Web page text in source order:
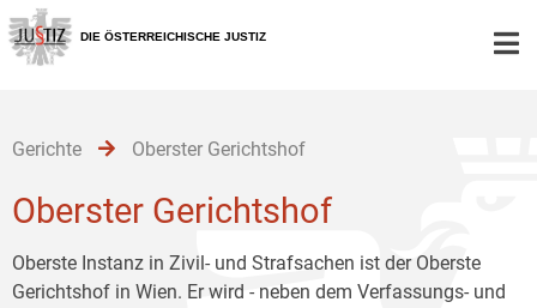
Zur
Hauptnavigation
[1]
Zum
Inhalt
[2]
Zum
Untermenü
[3]
DIE ÖSTERREICHISCHE JUSTIZ
Gerichte Oberster Gerichtshof
Oberster Gerichtshof
Oberste Instanz in Zivil- und Strafsachen ist der Oberste
Gerichtshof in Wien. Er wird - neben dem Verfassungs- und